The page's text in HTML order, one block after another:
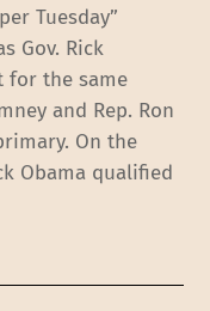
Tuesday”
Gov. Rick
for the same
and Rep. Ron
On the
Obama qualified